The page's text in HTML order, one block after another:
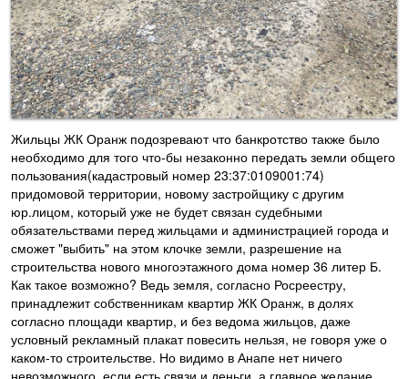
Жильцы ЖК Оранж подозревают что банкротство также было
необходимо для того что-бы незаконно передать земли общего
пользования(кадастровый номер 23:37:0109001:74)
придомовой территории, новому застройщику с другим
юр.лицом, который уже не будет связан судебными
обязательствами перед жильцами и администрацией города и
сможет "выбить" на этом клочке земли, разрешение на
строительства нового многоэтажного дома номер 36 литер Б.
Как такое возможно? Ведь земля, согласно Росреестру,
принадлежит собственникам квартир ЖК Оранж, в долях
согласно площади квартир, и без ведома жильцов, даже
условный рекламный плакат повесить нельзя, не говоря уже о
каком-то строительстве. Но видимо в Анапе нет ничего
невозможного, если есть связи и деньги, а главное желание